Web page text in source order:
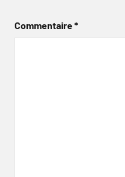
Commentaire*